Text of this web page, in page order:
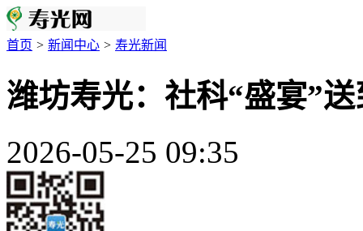
首页 > 新闻中心 > 寿光新闻
潍坊寿光：社科“盛宴”
2026-05-25 09:35